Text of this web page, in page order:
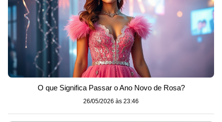
O que Significa Passar o Ano Novo de Rosa?
26/05/2026 às 23:46